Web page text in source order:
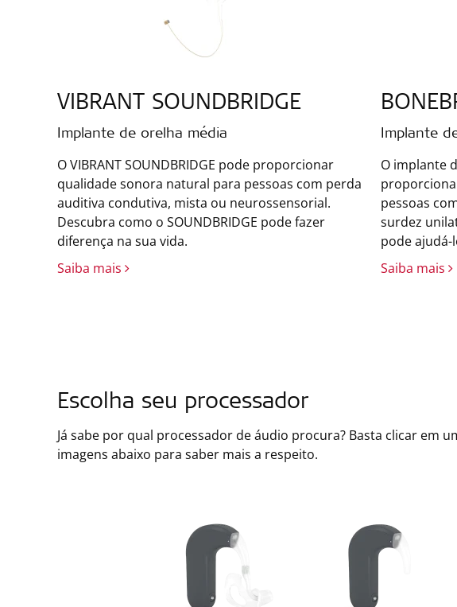
VIBRANT SOUNDBRIDGE
Implante de orelha média
O VIBRANT SOUNDBRIDGE pode proporcionar
qualidade sonora natural para pessoas com perda
auditiva condutiva, mista ou neurossensorial.
Descubra como o SOUNDBRIDGE pode fazer
diferença na sua vida.
Saiba mais
Implante
O implante
pessoas
surdez
pode ajudá-
Saiba mais
Escolha seu processador
Já sabe por qual processador de áudio procura? Basta clicar em
imagens abaixo para saber mais a respeito.